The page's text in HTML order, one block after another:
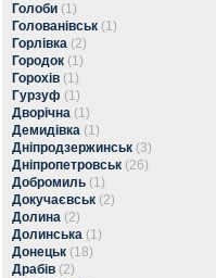
Голоби (1)
Голованівськ (1)
Горлівка (2)
Городок (1)
Горохів (1)
Гурзуф (1)
Дворічна (1)
Демидівка (1)
Дніпродзержинськ (3)
Дніпропетровськ (26)
Добромиль (1)
Докучаєвськ (2)
Долина (2)
Долинська (1)
Донецьк (18)
Драбів (2)